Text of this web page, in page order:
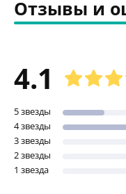
Отзывы и
4.1
5 звезды
4 звезды
3 звезды
2 звезды
1 звезда